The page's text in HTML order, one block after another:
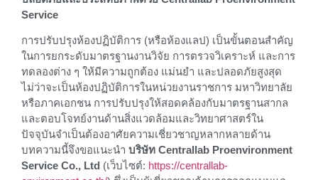
Proenvironment Service
การปรับปรุงห้องปฏิบัติการ (หรือห้องแลป) เป็นขั้นตอน
สำคัญในการยกระดับมาตรฐานงานวิจัย การตรวจวิเคราะห์
และการทดลองต่าง ๆ ให้มีความถูกต้อง แม่นยำ และ
ปลอดภัยสูงสุด ไม่ว่าจะเป็นห้องปฏิบัติการในหน่วยงาน
ราชการ มหาวิทยาลัย หรือภาคเอกชน การปรับปรุงให้
สอดคล้องกับมาตรฐานสากลและตอบโจทย์งานด้านสิ่ง
แวดล้อมและวิทยาศาสตร์ในปัจจุบันจำเป็นต้องอาศัยความ
เชี่ยวชาญหลากหลายด้าน บทความนี้จึงขอแนะนำบริษัท
Centrallab Proenvironment Service Co., Ltd